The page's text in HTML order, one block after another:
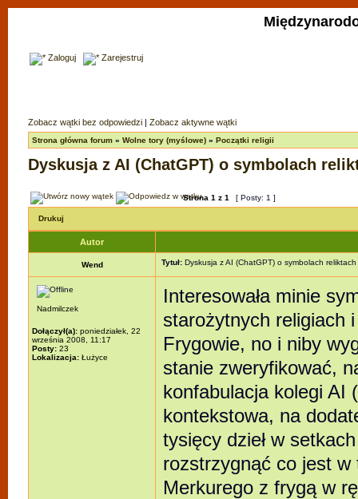
Zaloguj Zarejestruj
Zobacz wątki bez odpowiedzi | Zobacz aktywne wątki
Strona główna forum » Wolne tory (myślowe) » Początki religii
Dyskusja z AI (ChatGPT) o symbolach
Strona 1 z 1 [ Posty: 1 ]
Drukuj
Autor
Wend Tytuł: Dyskusja z AI (ChatGPT) o symbolach reliktach
Nadmilczek
Dołączył(a): poniedziałek, 22
września 2008, 11:17
Posty: 23
Lokalizacja: Łużyce
Interesowała minie
starożytnych religiach
Frygowie, no i niby
stanie zweryfikować,
konfabulacja kolegi AI
kontekstowa, na
tysięcy dzieł w
rozstrzygnąć co jest
Merkurego z frygą w